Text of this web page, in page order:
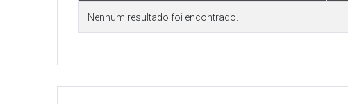
Nenhum resultado foi encontrado.